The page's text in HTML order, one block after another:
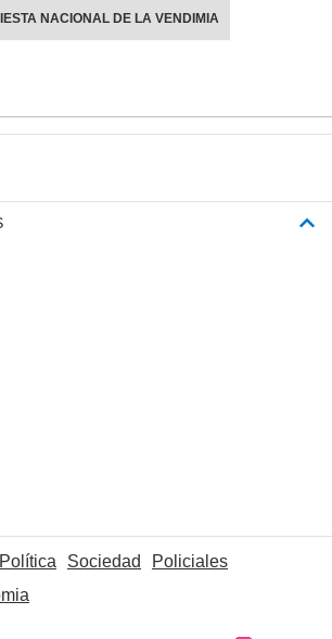
NACIONAL DE LA VENDIMIA
Política Sociedad
Policiales